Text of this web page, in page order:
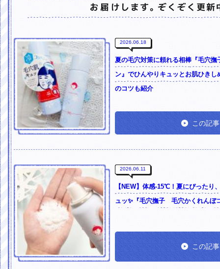
2026.06.18
夏の毛穴対策に頼れる相棒『毛穴
ン』でひんやりキュッとお肌ひき
のコツも紹介
この記
2026.06.11
【NEW】体感-15℃！夏にぴったり
ュッ✨『毛穴撫子 毛穴かくれんぼ
この記